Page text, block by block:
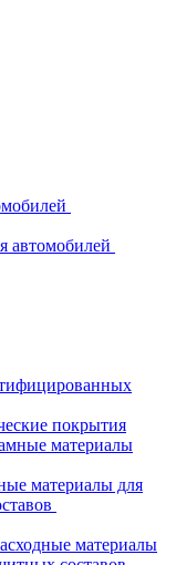
автомобилей
покрытия
материалы
материалы для
материалы